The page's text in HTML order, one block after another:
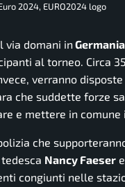
2024, EURO2024 logo
via domani in Germania
al torneo. Circa
verranno
che suddette forze
e mettere in comune
che
Nancy Faeser
congiunti nelle